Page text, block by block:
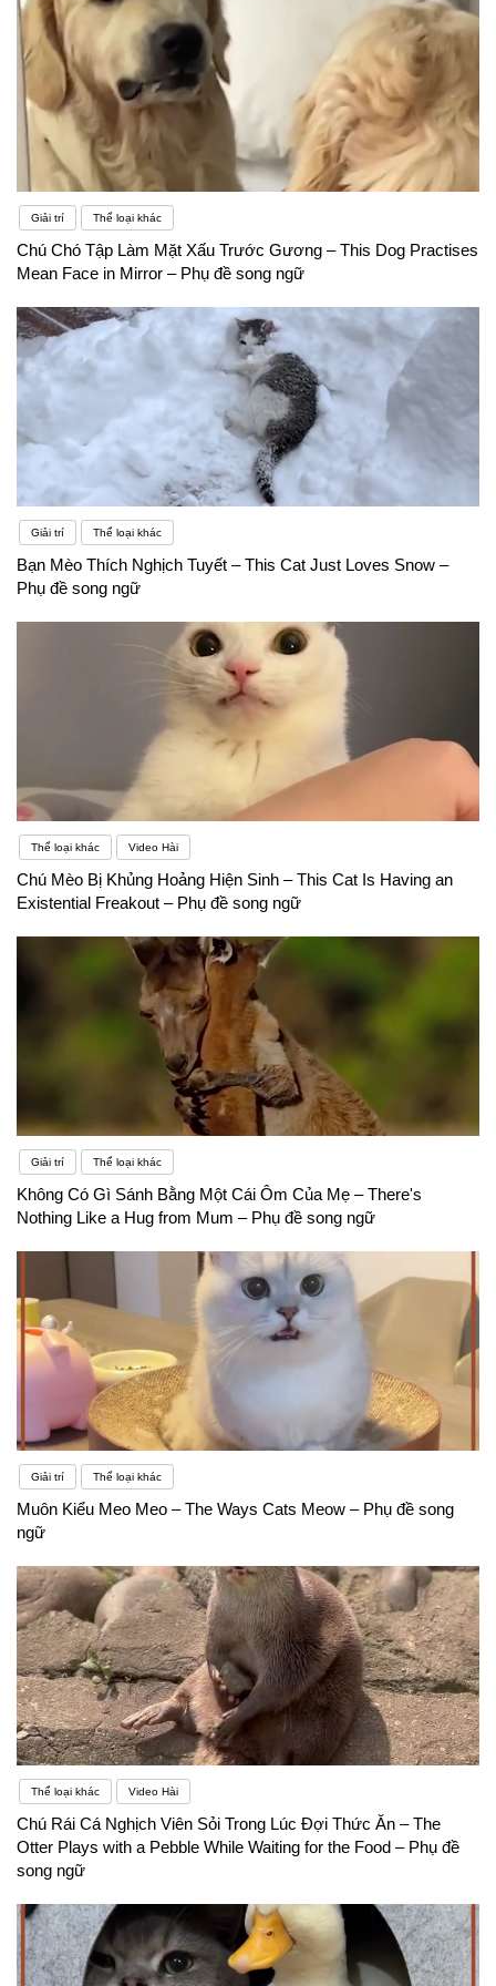
Giải trí Thể loại khác
Chú Chó Tập Làm Mặt Xấu Trước Gương – This Dog Practises
Mean Face in Mirror – Phụ đề song ngữ
Giải trí Thể loại khác
Bạn Mèo Thích Nghịch Tuyết – This Cat Just Loves Snow –
Phụ đề song ngữ
Thể loại khác Video Hài
Chú Mèo Bị Khủng Hoảng Hiện Sinh – This Cat Is Having an
Existential Freakout – Phụ đề song ngữ
Giải trí Thể loại khác
Không Có Gì Sánh Bằng Một Cái Ôm Của Mẹ – There's
Nothing Like a Hug from Mum – Phụ đề song ngữ
Giải trí Thể loại khác
Muôn Kiểu Meo Meo – The Ways Cats Meow – Phụ đề song
ngữ
Thể loại khác Video Hài
Chú Rái Cá Nghịch Viên Sỏi Trong Lúc Đợi Thức Ăn – The
Otter Plays with a Pebble While Waiting for the Food – Phụ đề
song ngữ